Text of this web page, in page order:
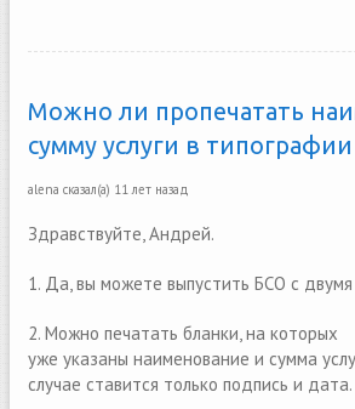
Можно ли пропечатать
сумму услуги в типографии
alena сказал(а) 11 лет назад
Здравствуйте, Андрей.
1. Да, вы можете выпустить БСО с
2. Можно печатать бланки, на которых
уже указаны наименование и сумма
случае ставится только подпись и дата.